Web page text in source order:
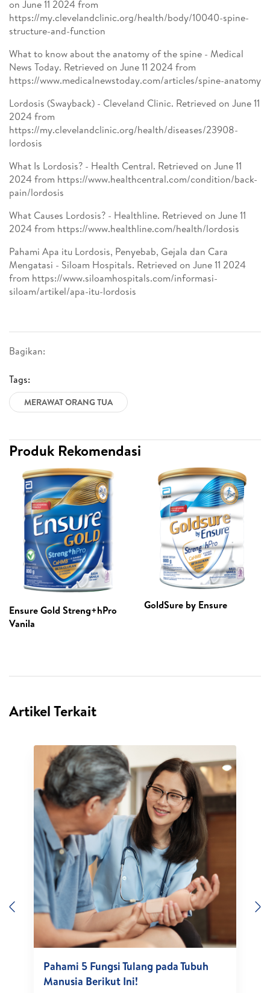
Bagikan:
Tags:
MERAWAT ORANG TUA
on June 11 2024 from
https://my.clevelandclinic.org/health/body/10040-spine-
structure-and-function
What to know about the anatomy of the spine - Medical
News Today. Retrieved on June 11 2024 from
https://www.medicalnewstoday.com/articles/spine-anatomy
Lordosis (Swayback) - Cleveland Clinic. Retrieved on June 11
2024 from
https://my.clevelandclinic.org/health/diseases/23908-
lordosis
What Is Lordosis? - Health Central. Retrieved on June 11
2024 from https://www.healthcentral.com/condition/back-
pain/lordosis
What Causes Lordosis? - Healthline. Retrieved on June 11
2024 from https://www.healthline.com/health/lordosis
Pahami Apa itu Lordosis, Penyebab, Gejala dan Cara
Mengatasi - Siloam Hospitals. Retrieved on June 11 2024
from https://www.siloamhospitals.com/informasi-
siloam/artikel/apa-itu-lordosis
Produk Rekomendasi
Ensure Gold Streng+hPro
Vanila
GoldSure by Ensure
Artikel Terkait
Previous
Pahami 5 Fungsi Tulang pada Tubuh
Manusia Berikut Ini!